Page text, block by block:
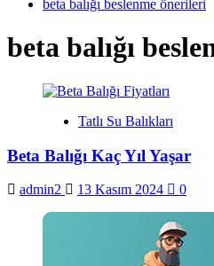
beta balığı beslenme önerileri
beta balığı
Tatlı Su Balıkları
Beta Balığı Kaç Yıl Yaşar
admin2 13 Kasım 2024 0